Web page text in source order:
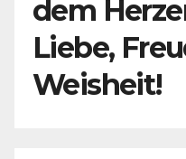
dem
Liebe,
Weisheit!